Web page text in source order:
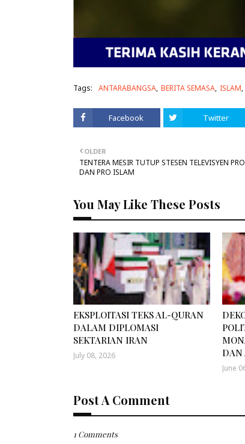
Tags: ANTARABANGSA BERITA SEMASA ISLAM
Facebook Twitter
OLDER
TENTERA MESIR TUTUP STESEN TELEVISYEN
DAN PRO ISLAM
You May Like These Posts
EKSPLOITASI TEKS AL-QURAN
DALAM DIPLOMASI
SEKTARIAN IRAN
July 08, 2026
DAN
June
Post A Comment
1 Comments